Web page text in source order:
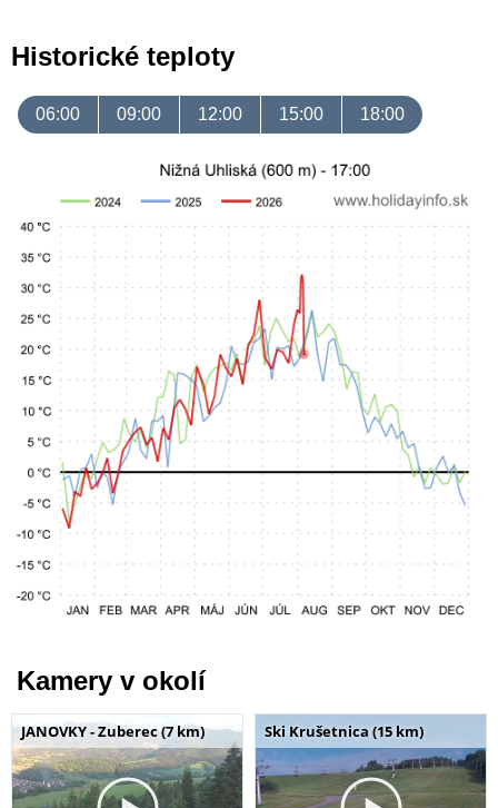
Historické teploty
06:00 09:00 12:00 15:00 18:00
Kamery v okolí
JANOVKY - Zuberec (7 km) Ski Krušetnica (15 km)